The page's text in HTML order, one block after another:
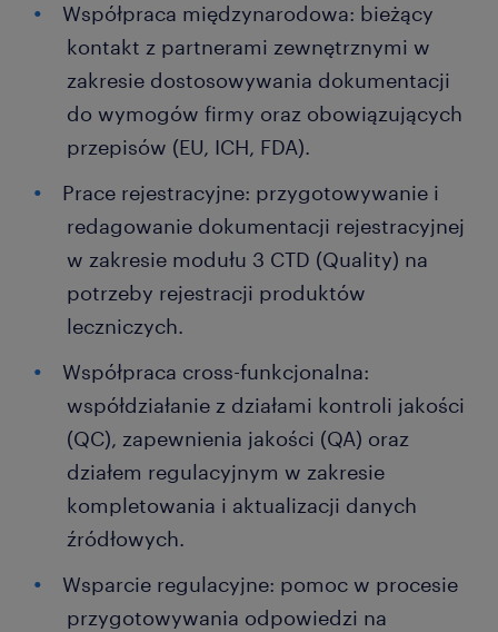
Współpraca międzynarodowa: bieżący
kontakt z partnerami zewnętrznymi w
zakresie dostosowywania dokumentacji
do wymogów firmy oraz obowiązujących
przepisów (EU, ICH, FDA).
Prace rejestracyjne: przygotowywanie i
redagowanie dokumentacji rejestracyjnej
w zakresie modułu 3 CTD (Quality) na
potrzeby rejestracji produktów
leczniczych.
Współpraca cross-funkcjonalna:
współdziałanie z działami kontroli jakości
(QC), zapewnienia jakości (QA) oraz
działem regulacyjnym w zakresie
kompletowania i aktualizacji danych
źródłowych.
Wsparcie regulacyjne: pomoc w procesie
przygotowywania odpowiedzi na